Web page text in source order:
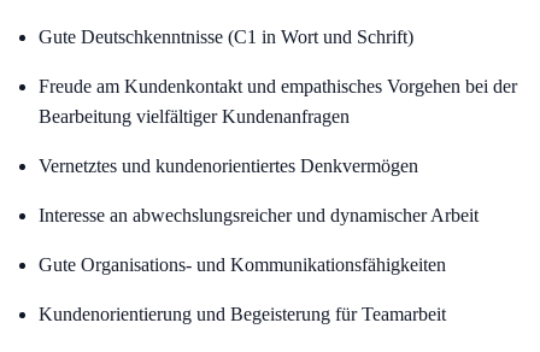
Gute Deutschkenntnisse (C1 in Wort und Schrift)
Freude am Kundenkontakt und empathisches Vorgehen bei der
Bearbeitung vielfältiger Kundenanfragen
Vernetztes und kundenorientiertes Denkvermögen
Interesse an abwechslungsreicher und dynamischer Arbeit
Gute Organisations- und Kommunikationsfähigkeiten
Kundenorientierung und Begeisterung für Teamarbeit